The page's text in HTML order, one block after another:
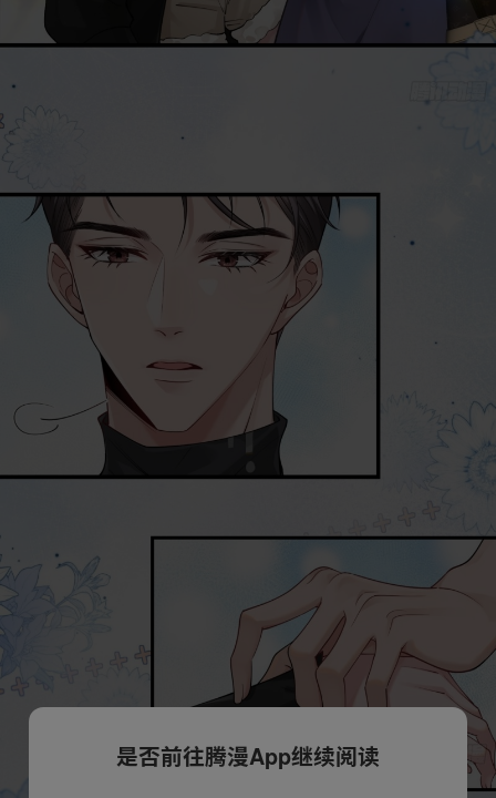
是否前往腾漫App继续阅读